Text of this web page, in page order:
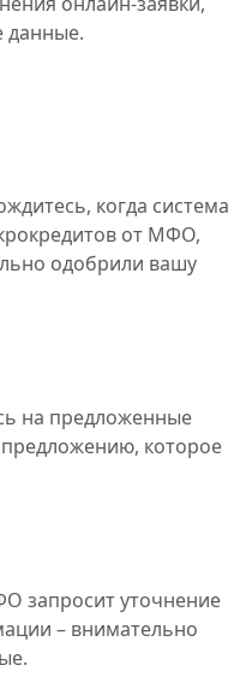
данные.
когда система
от МФО,
одобрили вашу
на предложенные
которое
запросит уточнение
– внимательно